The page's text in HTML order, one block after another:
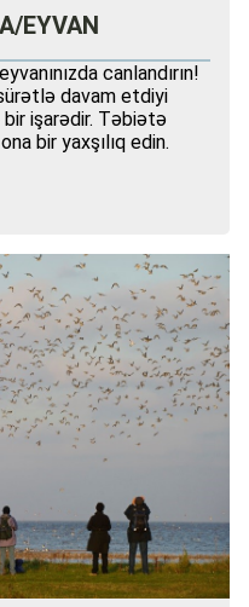
EYVAN
canlandırın!
davam etdiyi
işarədir. Təbiətə
bir yaxşılıq edin.